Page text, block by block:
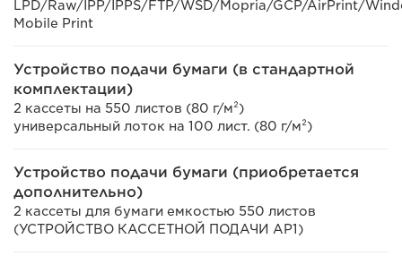
LPD/Raw/IPP/IPPS/FTP/WSD/Mopria/GCP/AirPrint/
Mobile Print
Устройство подачи бумаги (в стандартной
комплектации)
2 кассеты на 550 листов (80 г/м²)
универсальный лоток на 100 лист. (80 г/м²)
Устройство подачи бумаги (приобретается
дополнительно)
2 кассеты для бумаги емкостью 550 листов
(УСТРОЙСТВО КАССЕТНОЙ ПОДАЧИ AP1)